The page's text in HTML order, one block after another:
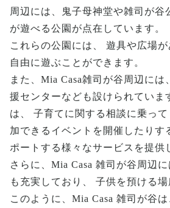
周辺には、鬼子母神堂や雑司が谷
が遊べる公園が点在しています。
これらの公園には、 遊具や広場
自由に遊ぶことができます。
また、Mia Casa雑司が谷周辺には
援センターなども設けられていま
は、 子育てに関する相談に乗っ
加できるイベントを開催したりす
ポートする様々なサービスを提供
さらに、Mia Casa 雑司が谷周辺
も充実しており、 子供を預ける場
このように、Mia Casa 雑司が谷